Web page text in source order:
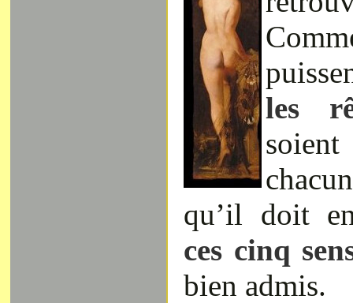
les
qu’il doit
ces cinq
bien admis.